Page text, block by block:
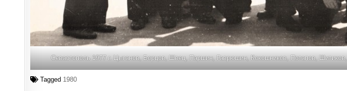
Севастополь 1977 г. Цыганов, Борцов, Швец, Паршин, Гаврюшин, Кокошников, Потапов,
Tagged 1980